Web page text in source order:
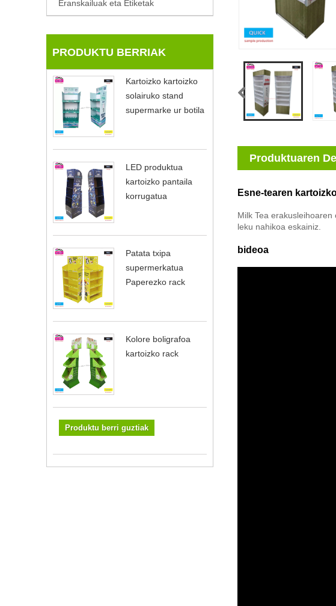
Eranskailuak eta Etiketak
PRODUKTU BERRIAK
Kartoizko kartoizko
solairuko stand
supermarke ur botila
LED produktua
kartoizko pantaila
korrugatua
Patata txipa
supermerkatua
Paperezko rack
Kolore boligrafoa
kartoizko rack
Produktu berri guztiak
Produktuaren
Esne-tearen
Milk Tea
leku nahikoa eskainiz.
bideoa